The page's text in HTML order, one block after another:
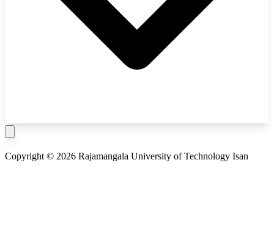
Copyright © 2026 Rajamangala University of Technology Isan